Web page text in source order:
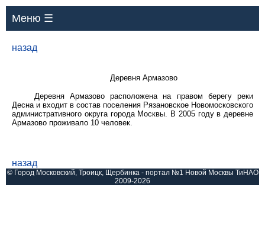
Меню ☰
назад
Деревня Армазово
Деревня Армазово расположена на правом берегу реки
Десна и входит в состав поселения Рязановское Новомосковского
административного округа города Москвы. В 2005 году в деревне
Армазово проживало 10 человек.
назад
© Город Московский, Троицк, Щербинка - портал №1 Новой Москвы ТиНАО
2009-2026